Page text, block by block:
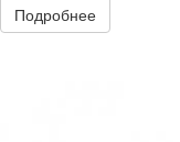
Подробнее